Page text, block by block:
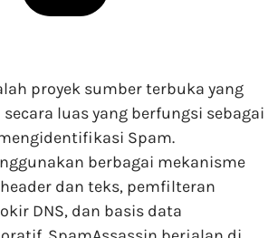
proyek sumber terbuka yang
luas yang berfungsi sebagai
Spam.
berbagai mekanisme
dan teks, pemfilteran
DNS, dan basis data